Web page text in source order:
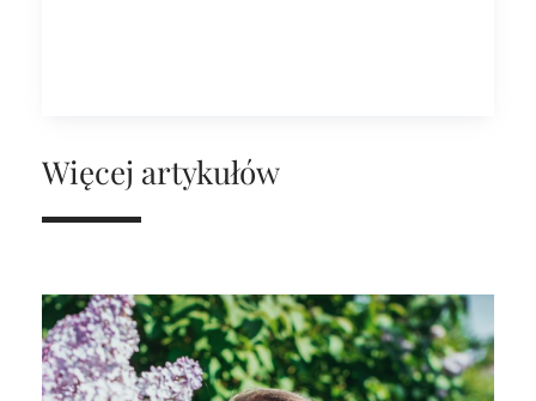
Więcej artykułów